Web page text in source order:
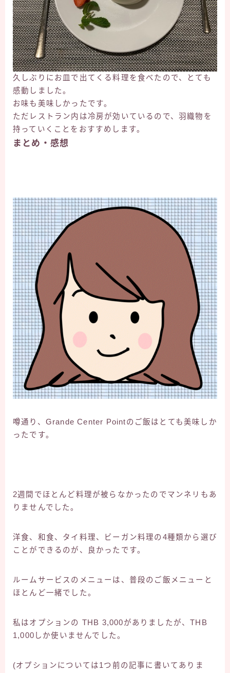
久しぶりにお皿で出てくる料理を食べたので、とても
感動しました。
お味も美味しかったです。
ただレストラン内は冷房が効いているので、羽織物を
持っていくことをおすすめします。
まとめ・感想
噂通り、Grande Center Pointのご飯はとても美味しか
ったです。
2週間でほとんど料理が被らなかったのでマンネリもあ
りませんでした。
洋食、和食、タイ料理、ビーガン料理の4種類から選び
ことができるのが、良かったです。
ルームサービスのメニューは、普段のご飯メニューと
ほとんど一緒でした。
私はオプションの THB 3,000がありましたが、THB
1,000しか使いませんでした。
(オプションについては1つ前の記事に書いてありま